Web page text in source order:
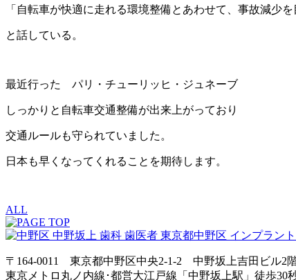
「自転車が快適に走れる環境整備とあわせて、事故減少を
と話している。
最近行った パリ・チューリッヒ・ジュネーブ
しっかりと自転車交通整備が出来上がっており
交通ルールも守られていました。
日本も早くなってくれることを期待します。
ALL
〒164-0011 東京都中野区中央2-1-2 中野坂上吉田ビル2
東京メトロ丸ノ内線･都営大江戸線「中野坂上駅」徒歩30